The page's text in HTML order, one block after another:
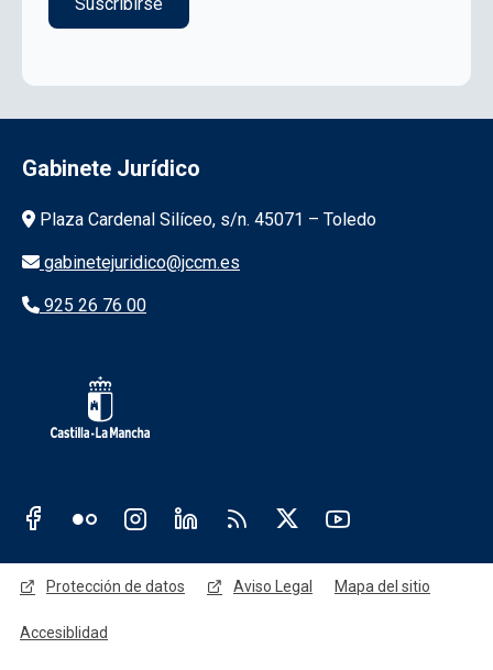
Gabinete Jurídico
Información de la institución
Plaza Cardenal Silíceo, s/n. 45071 – Toledo
gabinetejuridico@jccm.es
925 26 76 00
Redes sociales JCCM
Menú legal
Protección de datos Aviso Legal Mapa del sitio
Accesiblidad